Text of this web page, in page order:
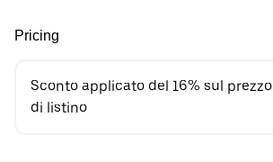
Pricing
Sconto applicato del 16% sul prezzo
di listino